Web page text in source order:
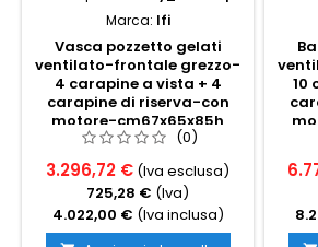
Marca: Ifi
Vasca pozzetto gelati
ventilato-frontale grezzo-
4 carapine a vista + 4
carapine di riserva-con
motore-cm67x65x85h
(0)
3.296,72 € (Iva esclusa)
725,28 € (Iva)
4.022,00 € (Iva inclusa)
10